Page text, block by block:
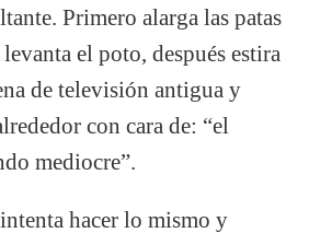
Primero alarga las patas
el poto, después estira
de televisión antigua y
con cara de: “el
mediocre”.
hacer lo mismo y